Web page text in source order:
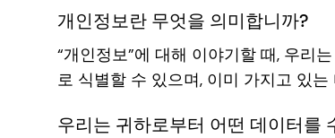
개인정보란 무엇을 의미합니까?
“개인정보”에 대해 이야기할 때, 우리
로 식별할 수 있으며, 이미 가지고 있
우리는 귀하로부터 어떤 데이터를